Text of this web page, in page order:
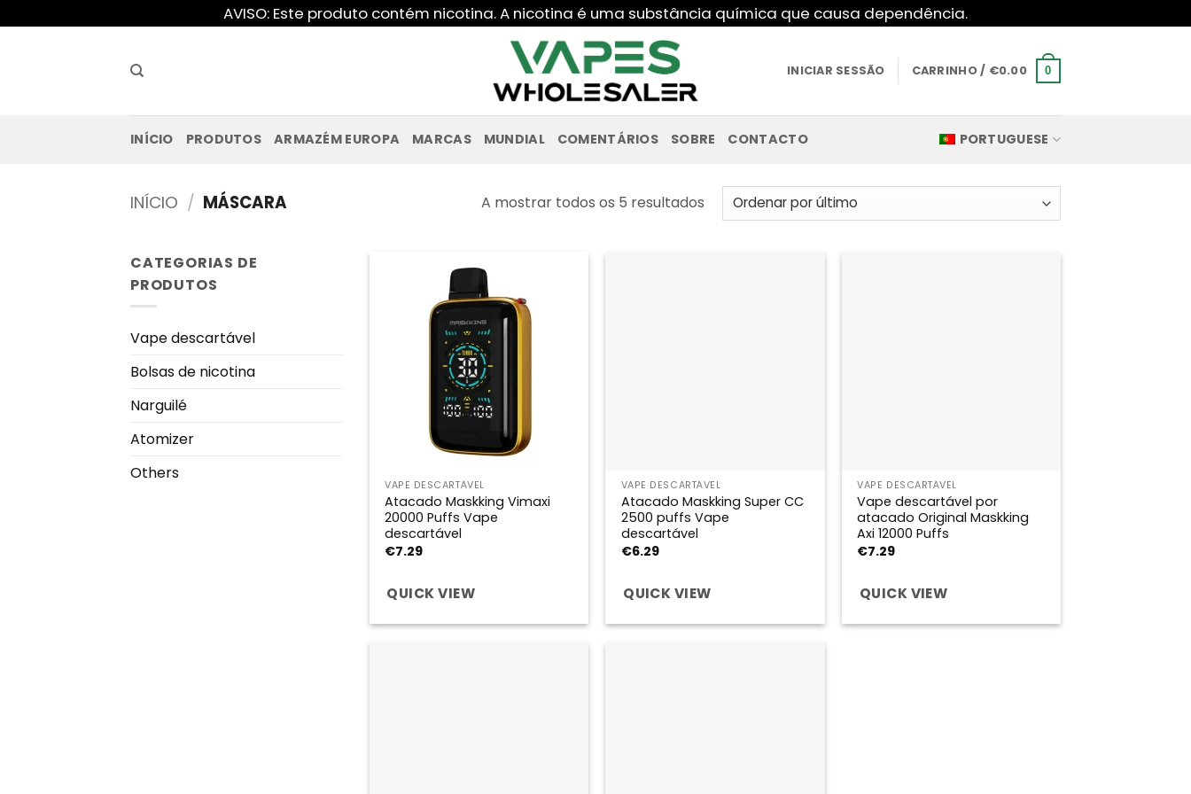
para
AVISO: Este produto contém nicotina. A nicotina é uma substância química que causa dependência.
INICIAR SESSÃO CARRINHO / €0.00 0
INÍCIO PRODUTOS ARMAZÉM EUROPA MARCAS MUNDIAL COMENTÁRIOS SOBRE CONTACTO PORTUGUESE
INÍCIO / MÁSCARA A mostrar todos os 5 resultadosOrdenado
por
CATEGORIAS DE
PRODUTOS
Vape descartável
Bolsas de nicotina
Narguilé
Atomizer
Others
VAPE DESCARTÁVEL
Atacado Maskking Vimaxi
20000 Puffs Vape
descartável
€7.29
QUICK VIEW
VAPE DESCARTÁVEL
Atacado Maskking Super CC
2500 puffs Vape
descartável
€6.29
QUICK VIEW
VAPE DESCARTÁVEL
Vape descartável por
atacado Original Maskking
Axi 12000 Puffs
€7.29
QUICK VIEW